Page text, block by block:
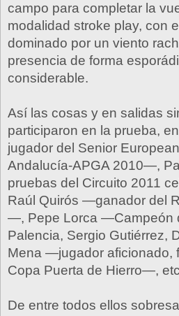
campo para completar la
modalidad stroke play, con
dominado por un viento
presencia de forma
considerable.
Así las cosas y en salidas
participaron en la prueba,
jugador del Senior
Andalucía-APGA 2010—,
pruebas del Circuito 2011
Raúl Quirós —ganador del
—, Pepe Lorca —Campeón
Palencia, Sergio Gutiérrez,
Mena —jugador aficionado,
Copa Puerta de Hierro—,
De entre todos ellos